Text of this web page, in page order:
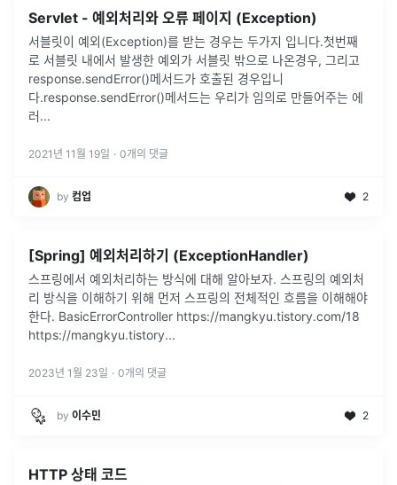
Servlet - 예외처리와 오류 페이지 (Exception)
서블릿이 예외(Exception)를 받는 경우는 두가지 입니다.첫번째
로 서블릿 내에서 발생한 예외가 서블릿 밖으로 나온경우, 그리고
response.sendError()메서드가 호출된 경우입니
다.response.sendError()메서드는 우리가 임의로 만들어주는 에
러...
2021년 11월 19일 · 0개의 댓글
by 컴업 2
[Spring] 예외처리하기 (ExceptionHandler)
스프링에서 예외처리하는 방식에 대해 알아보자. 스프링의 예외처
리 방식을 이해하기 위해 먼저 스프링의 전체적인 흐름을 이해해야
한다. BasicErrorController https://mangkyu.tistory.com/18
https://mangkyu.tistory...
2023년 1월 23일 · 0개의 댓글
by 이수민 2
HTTP 상태 코드